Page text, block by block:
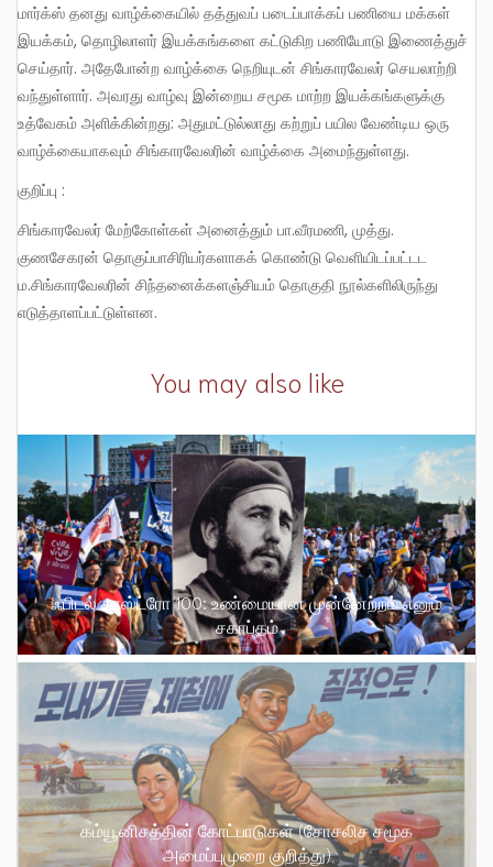
மார்க்ஸ் தனது வாழ்க்கையில் தத்துவப் படைப்பாக்கப் பணியை மக்கள்
இயக்கம், தொழிலாளர் இயக்கங்களை கட்டுகிற பணியோடு இணைத்துச்
செய்தார். அதேபோன்ற வாழ்க்கை நெறியுடன் சிங்காரவேலர் செயலாற்றி
வந்துள்ளார். அவரது வாழ்வு இன்றைய சமூக மாற்ற இயக்கங்களுக்கு
உத்வேகம் அளிக்கின்றது: அதுமட்டுல்லாது கற்றுப் பயில வேண்டிய ஒரு
வாழ்க்கையாகவும் சிங்காரவேலரின் வாழ்க்கை அமைந்துள்ளது.
குறிப்பு :
சிங்காரவேலர் மேற்கோள்கள் அனைத்தும் பா.வீரமணி, முத்து.
குணசேகரன் தொகுப்பாசிரியர்களாகக் கொண்டு வெளியிடப்பட்டட
ம.சிங்காரவேலரின் சிந்தனைக்களஞ்சியம் தொகுதி நூல்களிலிருந்து
எடுத்தாளப்பட்டுள்ளன.
You may also like
ஃபிடல் காஸ்ட்ரோ 100: உண்மையான முன்னேற்றம் எனும்
சகாப்தம்
கம்யூனிசத்தின் கோட்பாடுகள் (சோசலிச சமூக
அமைப்புமுறை குறித்து)